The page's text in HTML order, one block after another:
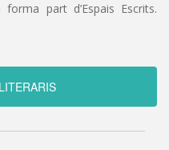
part d’Espais Escrits.